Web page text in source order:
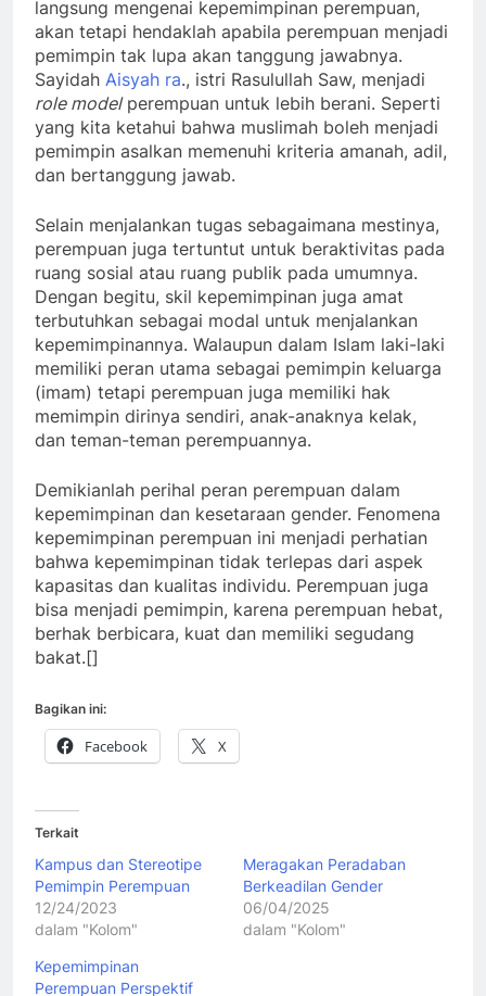
langsung mengenai kepemimpinan perempuan,
akan tetapi hendaklah apabila perempuan menjadi
pemimpin tak lupa akan tanggung jawabnya.
Sayidah Aisyah ra., istri Rasulullah Saw, menjadi
role modelperempuan untuk lebih berani. Seperti
yang kita ketahui bahwa muslimah boleh menjadi
pemimpin asalkan memenuhi kriteria amanah, adil,
dan bertanggung jawab.
Selain menjalankan tugas sebagaimana mestinya,
perempuan juga tertuntut untuk beraktivitas pada
ruang sosial atau ruang publik pada umumnya.
Dengan begitu, skil kepemimpinan juga amat
terbutuhkan sebagai modal untuk menjalankan
kepemimpinannya. Walaupun dalam Islam laki-laki
memiliki peran utama sebagai pemimpin keluarga
(imam) tetapi perempuan juga memiliki hak
memimpin dirinya sendiri, anak-anaknya kelak,
dan teman-teman perempuannya.
Demikianlah perihal peran perempuan dalam
kepemimpinan dan kesetaraan gender. Fenomena
kepemimpinan perempuan ini menjadi perhatian
bahwa kepemimpinan tidak terlepas dari aspek
kapasitas dan kualitas individu. Perempuan juga
bisa menjadi pemimpin, karena perempuan hebat,
berhak berbicara, kuat dan memiliki segudang
bakat.[]
Bagikan ini:
Facebook X
Terkait
Kampus dan Stereotipe
Pemimpin Perempuan
12/24/2023
dalam "Kolom"
Meragakan Peradaban
Berkeadilan Gender
06/04/2025
dalam "Kolom"
Kepemimpinan
Perempuan Perspektif